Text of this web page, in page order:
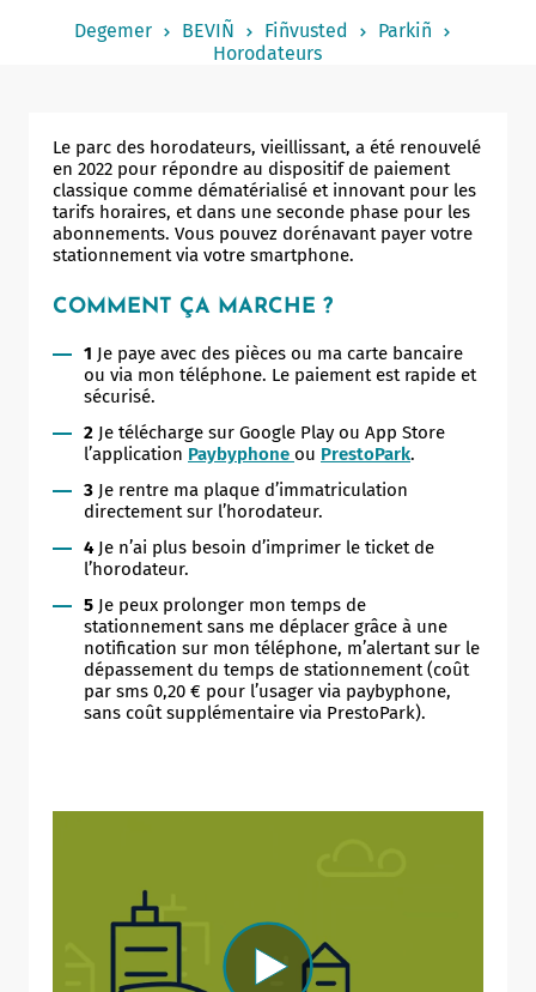
Un commerce
Degemer BEVIÑ Fiñvusted
Parkiñ
Horodateurs
Le parc des horodateurs, vieillissant, a été renouvelé
en 2022 pour répondre au dispositif de paiement
classique comme dématérialisé et innovant pour les
tarifs horaires, et dans une seconde phase pour les
abonnements. Vous pouvez dorénavant payer votre
stationnement via votre smartphone.
COMMENT ÇA MARCHE ?
1 Je paye avec des pièces ou ma carte bancaire
ou via mon téléphone. Le paiement est rapide et
sécurisé.
2 Je télécharge sur Google Play ou App Store
l’application Paybyphone ou PrestoPark.
3 Je rentre ma plaque d’immatriculation
directement sur l’horodateur.
4 Je n’ai plus besoin d’imprimer le ticket de
l’horodateur.
5 Je peux prolonger mon temps de
stationnement sans me déplacer grâce à une
notification sur mon téléphone, m’alertant sur le
dépassement du temps de stationnement (coût
par sms 0,20 € pour l’usager via paybyphone,
sans coût supplémentaire via PrestoPark).